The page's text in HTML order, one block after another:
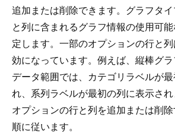
追加または削除できます。グラフタ
と列に含まれるグラフ情報の使用可
定します。一部のオプションの行と
効になっています。例えば、縦棒グ
データ範囲では、カテゴリラベルが
れ、系列ラベルが最初の列に表示され
オプションの行と列を追加または削
順に従います。